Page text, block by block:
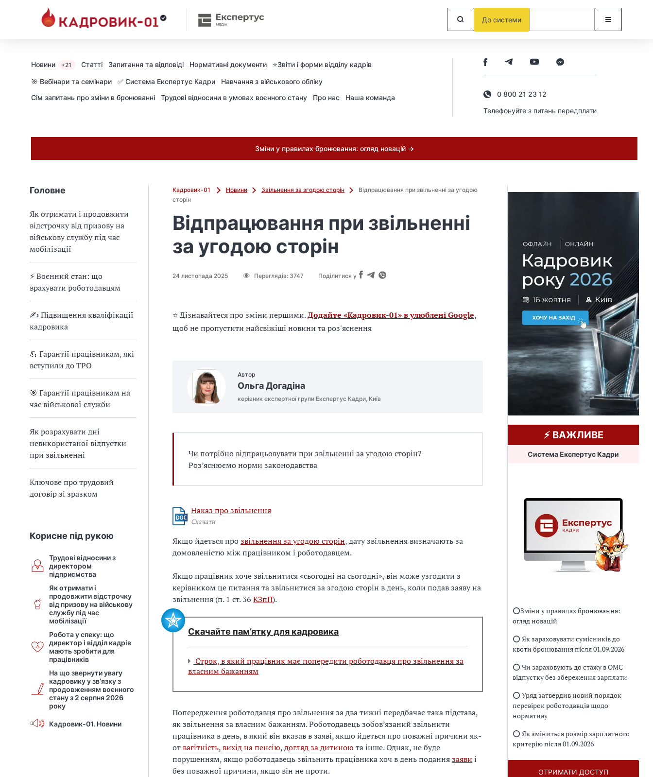
До системи
Новини +21 Статті Запитання та відповіді Нормативні документи ⭐️Звіти і форми відділу кадрів
🎯 Вебінари та семінари ✅ Система Експертус Кадри
Навчання з військового обліку
Сім запитань про зміни в бронюванні
Трудові відносини в умовах воєнного стану Про нас Наша команда
0 800 21 23 12
Телефонуйте з питань передплати
Зміни у правилах бронювання: огляд новацій →
Головне
Як отримати і продовжити
відстрочку від призову на
військову службу під час
мобілізації
⚡ Воєнний стан: що
врахувати роботодавцям
✍ Підвищення кваліфікації
кадровика
💪 Гарантії працівникам, які
вступили до ТРО
🎯 Гарантії працівникам на
час військової служби
Як розрахувати дні
невикористаної відпустки
при звільненні
Ключове про трудовий
договір зі зразком
Корисне під рукою
Трудові відносини з
директором
підприємства
Як отримати і
продовжити відстрочку
від призову на військову
службу під час
мобілізації
Робота у спеку: що
директор і відділ кадрів
мають зробити для
працівників
На що звернути увагу
кадровику у зв’язку з
продовженням воєнного
стану з 2 серпня 2026
року
Кадровик-01. Новини
Кадровик-01 Новини Звільнення за згодою сторін
Відпрацювання при звільненні за угодою
сторін
Відпрацювання при звільненні
за угодою сторін
24 листопада 2025 Переглядів: 3747 Поділитися у
⭐ Дізнавайтеся про зміни першими.Додайте «Кадровик-01» в улюблені Google,
щоб не пропустити найсвіжіші новини та роз'яснення
Автор
Ольга Догадіна
керівник експертної групи Експертус Кадри, Київ
Чи потрібно відпрацьовувати при звільненні за угодою сторін?
Роз’яснюємо норми законодавства
Наказ про звільнення
Скачати
Якщо йдеться прозвільнення за угодою сторін, дату звільнення визначають за
домовленістю між працівником і роботодавцем.
Якщо працівник хоче звільнитися «сьогодні на сьогодні», він може узгодити з
керівником це питання та звільнитися за згодою сторін в день, коли подав заяву на
звільнення (п. 1 ст. 36 КЗпП).
Скачайте пам’ятку для кадровика
Строк, в який працівник має попередити роботодавця про звільнення за
власним бажанням
Попередження роботодавця про звільнення за два тижні передбачає така підстава,
як звільнення за власним бажанням. Роботодавець зобов’язаний звільнити
працівника в день, в який він вказав в заяві, якщо йдеться про поважні причини як-
отвагітність,вихід на пенсію,догляд за дитиною та інше. Однак, не буде
порушенням, якщо роботодавець звільнить працівника хоч в день поданнязаяви і
без поважної причини, якщо він не проти.
⚡️ ВАЖЛИВЕ
Система Експертус Кадри
⭕️Зміни у правилах бронювання:
огляд новацій
⭕️ Як зараховувати сумісників до
квоти бронювання після 01.09.2026
⭕️ Чи зараховують до стажу в ОМС
відпустку без збереження зарплати
⭕️ Уряд затвердив новий порядок
перевірок роботодавців щодо
нормативу
⭕️ Як зміниться розмір зарплатного
критерію після 01.09.2026
ОТРИМАТИ ДОСТУП